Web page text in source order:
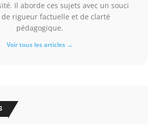
Il aborde ces sujets avec un souci
rigueur factuelle et de clarté
pédagogique.
Voir tous les articles →